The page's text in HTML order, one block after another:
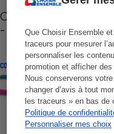
Que Choisir Ensemble
traceurs pour mesurer
personnaliser les
promotion et afficher
Nous conserverons
changer d’avis à tout
les traceurs » en bas de
Politique de
Personnaliser mes choix
Cafetière à capsules
- Premières
CONSEILS